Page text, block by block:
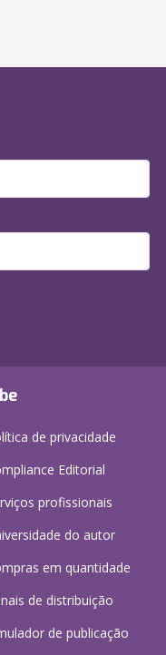
de privacidade
Editorial
profissionais
do autor
em quantidade
de distribuição
de publicação